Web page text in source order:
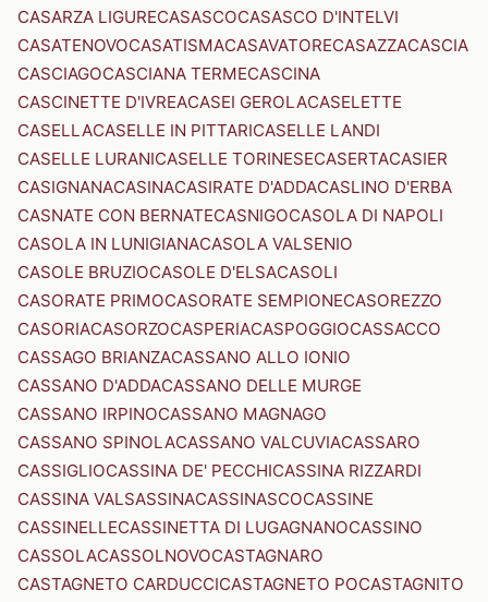
CASARZA LIGURECASASCOCASASCO D'INTELVI
CASATENOVOCASATISMACASAVATORECASAZZACASCIA
CASCIAGOCASCIANA TERMECASCINA
CASCINETTE D'IVREACASEI GEROLACASELETTE
CASELLACASELLE IN PITTARICASELLE LANDI
CASELLE LURANICASELLE TORINESECASERTACASIER
CASIGNANACASINACASIRATE D'ADDACASLINO D'ERBA
CASNATE CON BERNATECASNIGOCASOLA DI NAPOLI
CASOLA IN LUNIGIANACASOLA VALSENIO
CASOLE BRUZIOCASOLE D'ELSACASOLI
CASORATE PRIMOCASORATE SEMPIONECASOREZZO
CASORIACASORZOCASPERIACASPOGGIOCASSACCO
CASSAGO BRIANZACASSANO ALLO IONIO
CASSANO D'ADDACASSANO DELLE MURGE
CASSANO IRPINOCASSANO MAGNAGO
CASSANO SPINOLACASSANO VALCUVIACASSARO
CASSIGLIOCASSINA DE' PECCHICASSINA RIZZARDI
CASSINA VALSASSINACASSINASCOCASSINE
CASSINELLECASSINETTA DI LUGAGNANOCASSINO
CASSOLACASSOLNOVOCASTAGNARO
CASTAGNETO CARDUCCICASTAGNETO POCASTAGNITO